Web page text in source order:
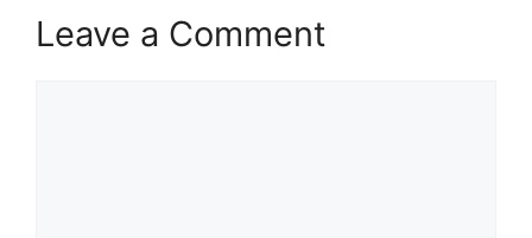
Leave a Comment